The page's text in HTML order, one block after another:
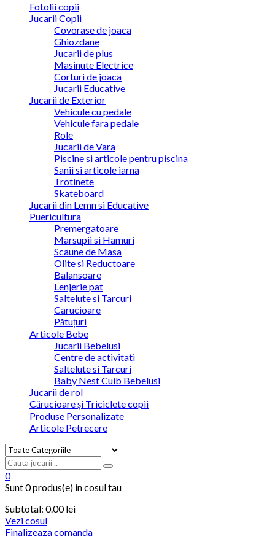
Fotolii copii
Jucarii Copii
Covorase de joaca
Ghiozdane
Jucarii de plus
Masinute Electrice
Corturi de joaca
Jucarii Educative
Jucarii de Exterior
Vehicule cu pedale
Vehicule fara pedale
Role
Jucarii de Vara
Piscine si articole pentru piscina
Sanii si articole iarna
Trotinete
Skateboard
Jucarii din Lemn si Educative
Puericultura
Premergatoare
Marsupii si Hamuri
Scaune de Masa
Olite si Reductoare
Balansoare
Lenjerie pat
Saltelute si Tarcuri
Carucioare
Pătuțuri
Articole Bebe
Jucarii Bebelusi
Centre de activitati
Saltelute si Tarcuri
Baby Nest Cuib Bebelusi
Jucarii de rol
Cărucioare și Triciclete copii
Produse Personalizate
Articole Petrecere
0
Sunt0 produs(e) in cosul tau
Subtotal: 0.00lei
Vezi cosul
Finalizeaza comanda